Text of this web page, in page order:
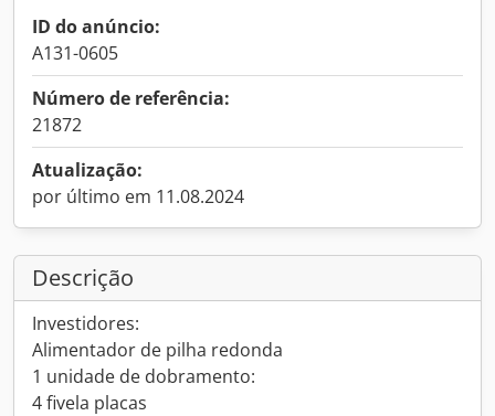
ID do anúncio:
A131-0605
Número de referência:
21872
Atualização:
por último em 11.08.2024
Descrição
Investidores:
Alimentador de pilha redonda
1 unidade de dobramento:
4 fivela placas